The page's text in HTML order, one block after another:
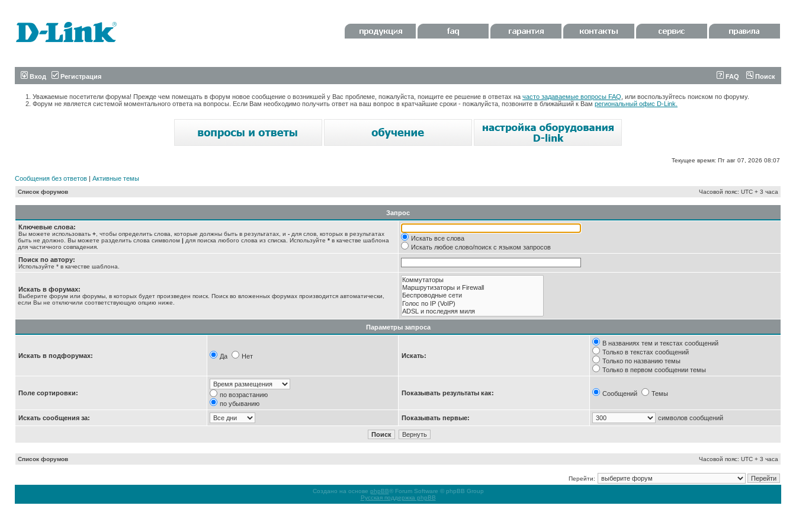
Вход Регистрация FAQ Поиск
Уважаемые посетители форума! Прежде чем помещать в форум новое сообщение о возникшей у Вас проблеме, пожалуйста, поищите ее решение в ответах на часто задаваемые вопросы FAQ , или воспользуйтесь поиском по форуму.
Форум не является системой моментального ответа на вопросы. Если Вам необходимо получить ответ на ваш вопрос в кратчайшие сроки - пожалуйста, позвоните в ближайший к Вам региональный офис D-Link.
Текущее время: Пт авг 07, 2026 08:07
Сообщения без ответов | Активные темы
Список форумов Часовой пояс: UTC + 3 часа
Запрос
Ключевые слова:
Вы можете использовать + , чтобы определить слова, которые должны быть в результатах, и - для слов, которых в результатах
быть не должно. Вы можете разделить слова символом | для поиска любого слова из списка. Используйте * в качестве шаблона
для частичного совпадения.
Искать все слова
Искать любое слово/поиск с языком запросов
Поиск по автору:
Используйте * в качестве шаблона.
Искать в форумах:
Выберите форум или форумы, в которых будет произведен поиск. Поиск во вложенных форумах производится автоматически,
если Вы не отключили соответствующую опцию ниже.
Параметры запроса
Искать в подфорумах: Да Нет Искать:
В названиях тем и текстах сообщений
Только в текстах сообщений
Только по названию темы
Только в первом сообщении темы
Поле сортировки:
по возрастанию
по убыванию
Показывать результаты как: Сообщений Темы
Искать сообщения за: Показывать первые: символов сообщений
Список форумов Часовой пояс: UTC + 3 часа
Перейти:
Создано на основе phpBB® Forum Software © phpBB Group
Русская поддержка phpBB